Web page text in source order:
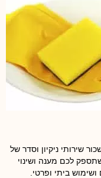
שירותי ניקיון וסדר של
לכם מענה ושינוי
ביתי ופרטי.